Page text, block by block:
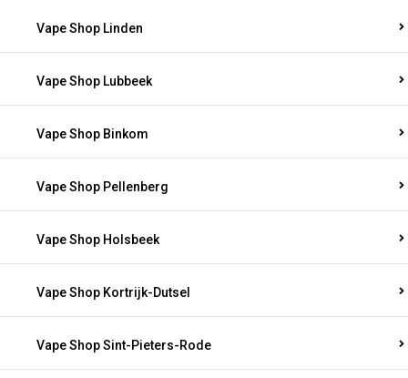
Vape Shop Linden
Vape Shop Lubbeek
Vape Shop Binkom
Vape Shop Pellenberg
Vape Shop Holsbeek
Vape Shop Kortrijk-Dutsel
Vape Shop Sint-Pieters-Rode